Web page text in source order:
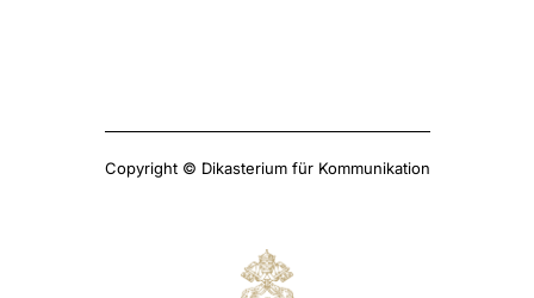
Copyright © Dikasterium für Kommunikation